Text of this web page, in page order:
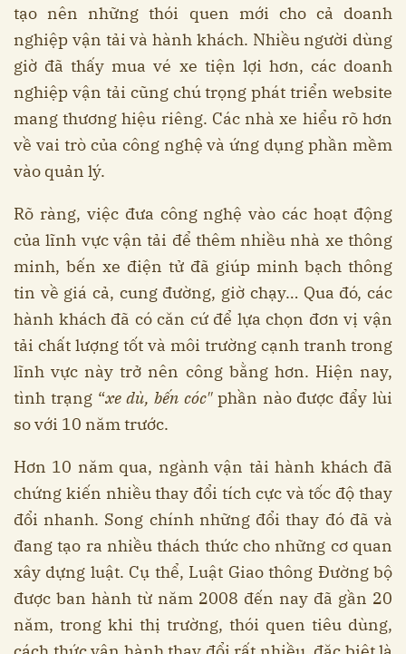
tạo nên những thói quen mới cho cả doanh
nghiệp vận tải và hành khách. Nhiều người dùng
giờ đã thấy mua vé xe tiện lợi hơn, các doanh
nghiệp vận tải cũng chú trọng phát triển website
mang thương hiệu riêng. Các nhà xe hiểu rõ hơn
về vai trò của công nghệ và ứng dụng phần mềm
vào quản lý.
Rõ ràng, việc đưa công nghệ vào các hoạt động
của lĩnh vực vận tải để thêm nhiều nhà xe thông
minh, bến xe điện tử đã giúp minh bạch thông
tin về giá cả, cung đường, giờ chạy… Qua đó, các
hành khách đã có căn cứ để lựa chọn đơn vị vận
tải chất lượng tốt và môi trường cạnh tranh trong
lĩnh vực này trở nên công bằng hơn. Hiện nay,
tình trạng “xe dù, bến cóc"phần nào được đẩy lùi
so với 10 năm trước.
Hơn 10 năm qua, ngành vận tải hành khách đã
chứng kiến nhiều thay đổi tích cực và tốc độ thay
đổi nhanh. Song chính những đổi thay đó đã và
đang tạo ra nhiều thách thức cho những cơ quan
xây dựng luật. Cụ thể, Luật Giao thông Đường bộ
được ban hành từ năm 2008 đến nay đã gần 20
năm, trong khi thị trường, thói quen tiêu dùng,